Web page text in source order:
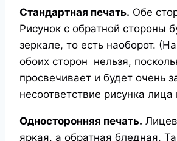
Стандартная печать. Обе
Рисунок с обратной стороны
зеркале, то есть наоборот.
обоих сторон нельзя,
просвечивает и будет очень
несоответствие рисунка лица
Односторонняя печать.
яркая, а обратная бледная.